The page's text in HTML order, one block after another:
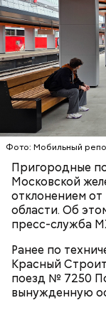
Фото: Мобильный
Пригородные
Московской
отклонением
области. Об
пресс-служба
Ранее по
Красный
поезд № 7250
вынужденную
Блогеру
— Мы съездили
поднялись
через сутки...
реанимировали,
Миссюра на
Play
Video
Видео: пресс-